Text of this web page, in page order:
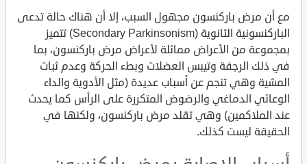
مع أن مرض باركنسون مجهول السبب، إلا أن هناك حالة تدعى
الباركنسونية الثانوية (Secondary Parkinsonism) تتميز
بمجموعة من الأعراض مماثلة لأعراض مرض باركنسون، بما
في ذلك الرجفة وتيبس العضلات وبطء الحركة وعدم ثبات
المشية وهي تنجم عن أسباب عديدة (مثل الأدوية والداء
الوعائي الدماغي والرضوض المتكررة على الرأس كما يحدث
عند الملاكمين) وهي تقلد مرض باركنسون، ولكنها في
الحقيقة ليست كذلك.